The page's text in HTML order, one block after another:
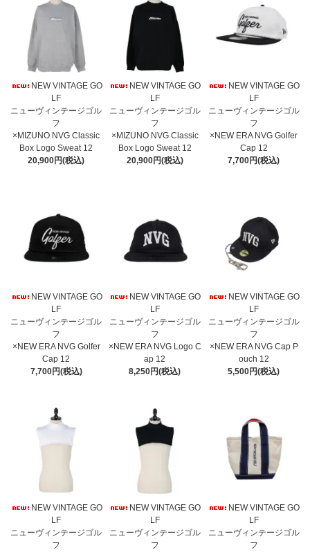
NEW VINTAGE GO
LF
ニューヴィンテージゴル
フ
×MIZUNO NVG Classic
Box Logo Sweat 12
20,900円(税込)
NEW VINTAGE GO
LF
ニューヴィンテージゴル
フ
×MIZUNO NVG Classic
Box Logo Sweat 12
20,900円(税込)
NEW VINTAGE GO
LF
ニューヴィンテージゴル
フ
×NEW ERA NVG Golfer
Cap 12
7,700円(税込)
NEW VINTAGE GO
LF
ニューヴィンテージゴル
フ
×NEW ERA NVG Golfer
Cap 12
7,700円(税込)
NEW VINTAGE GO
LF
ニューヴィンテージゴル
フ
×NEW ERA NVG Logo C
ap 12
8,250円(税込)
NEW VINTAGE GO
LF
ニューヴィンテージゴル
フ
×NEW ERA NVG Cap P
ouch 12
5,500円(税込)
NEW VINTAGE GO
LF
ニューヴィンテージゴル
フ
NEW VINTAGE GO
LF
ニューヴィンテージゴル
フ
NEW VINTAGE GO
LF
ニューヴィンテージゴル
フ